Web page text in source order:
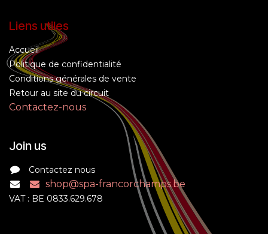
Liens utiles
Accueil
Politique de confidentialité
Conditions générales de vente
Retour au site du circuit
Contactez-nous
Join us
Contactez nous
shop@spa-francorchamps.be
VAT : BE 0833.629.678